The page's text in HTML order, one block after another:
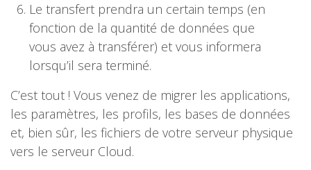
Le transfert prendra un certain temps (en
fonction de la quantité de données que
vous avez à transférer) et vous informera
lorsqu’il sera terminé.
C’est tout ! Vous venez de migrer les applications,
les paramètres, les profils, les bases de données
et, bien sûr, les fichiers de votre serveur physique
vers le serveur Cloud.